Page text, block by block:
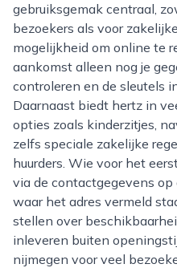
gebruiksgemak centraal,
bezoekers als voor
mogelijkheid om online te
aankomst alleen nog je
controleren en de sleutels
Daarnaast biedt hertz in
opties zoals kinderzitjes,
zelfs speciale zakelijke
huurders. Wie voor het
via de contactgegevens
waar het adres vermeld
stellen over
inleveren buiten
nijmegen voor veel